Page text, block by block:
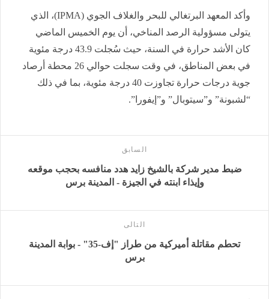
وأكد المعهد البرتغالي للبحر والغلاف الجوي (IPMA)، الذي
يتولى مسؤولية الرصد المناخي، أن يوم الخميس الماضي
كان الأشد حرارة في السنة، حيث سُجلت 43.9 درجة مئوية
في بعض المناطق، في وقت سجلت حوالي 26 محطة أرصاد
جوية درجات حرارة تجاوزت 40 درجة مئوية، بما في ذلك
“لشبونة” و”سيتوبال” و”إيفورا”.
السابق
ضبط مدير شركة بالشيخ زايد هدد منافسه بحجب موقعه
وإيذاء ابنته في الجيزة - المدينة برس
التالى
تحطم مقاتلة أميركية من طراز "إف-35" - بوابة المدينة
برس